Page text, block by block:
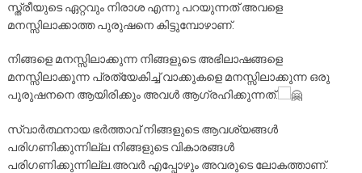
സ്ത്രീയുടെ ഏറ്റവും നിരാശ എന്നു പറയുന്നത് അവളെ
മനസ്സിലാക്കാത്ത പുരുഷനെ കിട്ടുമ്പോഴാണ്.
നിങ്ങളെ മനസ്സിലാക്കുന്ന നിങ്ങളുടെ അഭിലാഷങ്ങളെ
മനസ്സിലാക്കുന്ന പ്രത്യേകിച്ച് വാക്കുകളെ മനസ്സിലാക്കുന്ന ഒരു
പുരുഷനനെ ആയിരിക്കും അവൾ ആഗ്രഹിക്കുന്നത്.
സ്വാർത്ഥനായ ഭർത്താവ് നിങ്ങളുടെ ആവശ്യങ്ങൾ
പരിഗണിക്കുന്നില്ല നിങ്ങളുടെ വികാരങ്ങൾ
പരിഗണിക്കുന്നില്ല.അവർ എപ്പോഴും അവരുടെ ലോകത്താണ്.